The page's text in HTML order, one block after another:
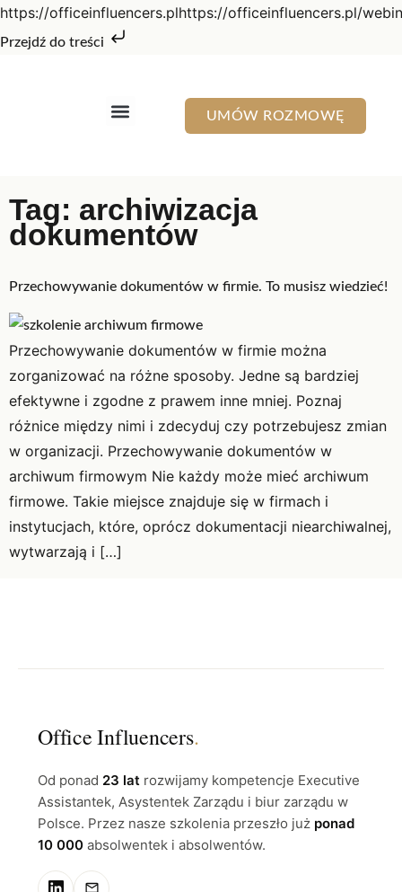
https://officeinfluencers.plhttps://officeinfluencers.pl/
Przejdź do treści
UMÓW ROZMOWĘ
Tag: archiwizacja
dokumentów
Przechowywanie dokumentów w firmie. To musisz wiedzieć!
Przechowywanie dokumentów w firmie można
zorganizować na różne sposoby. Jedne są bardziej
efektywne i zgodne z prawem inne mniej. Poznaj
różnice między nimi i zdecyduj czy potrzebujesz zmian
w organizacji. Przechowywanie dokumentów w
archiwum firmowym Nie każdy może mieć archiwum
firmowe. Takie miejsce znajduje się w firmach i
instytucjach, które, oprócz dokumentacji niearchiwalnej,
wytwarzają i […]
Office Influencers.
Od ponad 23 lat rozwijamy kompetencje Executive
Assistantek, Asystentek Zarządu i biur zarządu w
Polsce. Przez nasze szkolenia przeszło już ponad
10 000 absolwentek i absolwentów.